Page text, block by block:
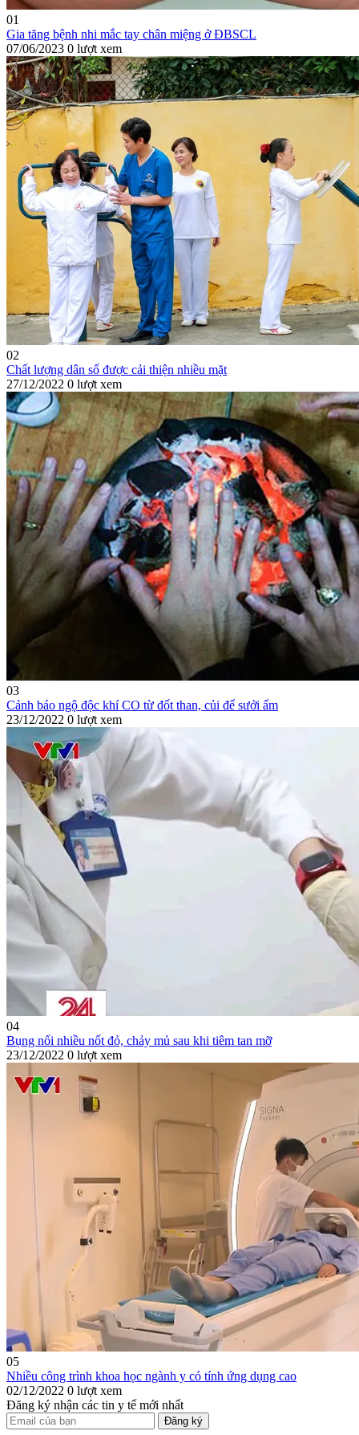
01
Gia tăng bệnh nhi mắc tay chân miệng ở ĐBSCL
07/06/2023 0 lượt xem
02
Chất lượng dân số được cải thiện nhiều mặt
27/12/2022 0 lượt xem
03
Cảnh báo ngộ độc khí CO từ đốt than, củi để sưởi ấm
23/12/2022 0 lượt xem
04
Bụng nổi nhiều nốt đỏ, chảy mủ sau khi tiêm tan mỡ
23/12/2022 0 lượt xem
05
Nhiều công trình khoa học ngành y có tính ứng dụng cao
02/12/2022 0 lượt xem
Đăng ký nhận các tin y tế mới nhất
Đăng ký